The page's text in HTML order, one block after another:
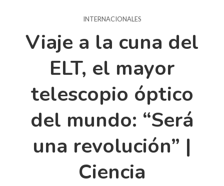
INTERNACIONALES
Viaje a la cuna del
ELT, el mayor
telescopio óptico
del mundo: “Será
una revolución” |
Ciencia